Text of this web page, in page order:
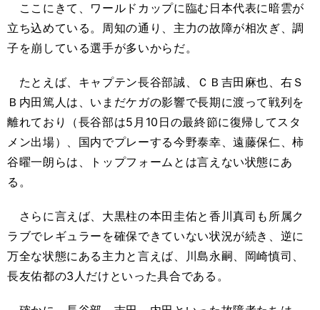
ここにきて、ワールドカップに臨む日本代表に暗雲が
立ち込めている。周知の通り、主力の故障が相次ぎ、調
子を崩している選手が多いからだ。
たとえば、キャプテン長谷部誠、ＣＢ吉田麻也、右Ｓ
Ｂ内田篤人は、いまだケガの影響で長期に渡って戦列を
離れており（長谷部は5月10日の最終節に復帰してスタ
メン出場）、国内でプレーする今野泰幸、遠藤保仁、柿
谷曜一朗らは、トップフォームとは言えない状態にあ
る。
さらに言えば、大黒柱の本田圭佑と香川真司も所属ク
ラブでレギュラーを確保できていない状況が続き、逆に
万全な状態にある主力と言えば、川島永嗣、岡崎慎司、
長友佑都の3人だけといった具合である。